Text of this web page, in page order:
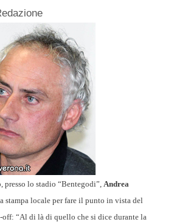
lo stadio “Bentegodi”, Andrea
stampa locale per fare il punto in vista del
“Al di là di quello che si dice durante la